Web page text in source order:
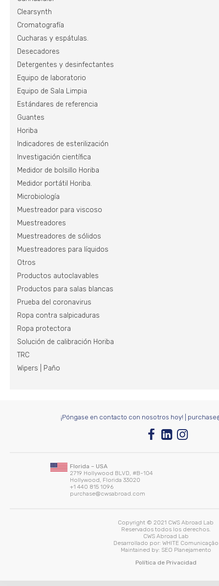
Clearsynth
Cromatografía
Cucharas y espátulas.
Desecadores
Detergentes y desinfectantes
Equipo de laboratorio
Equipo de Sala Limpia
Estándares de referencia
Guantes
Horiba
Indicadores de esterilización
Investigación científica
Medidor de bolsillo Horiba
Medidor portátil Horiba.
Microbiología
Muestreador para viscoso
Muestreadores
Muestreadores de sólidos
Muestreadores para líquidos
Otros
Productos autoclavables
Productos para salas blancas
Prueba del coronavirus
Ropa contra salpicaduras
Ropa protectora
Solución de calibración Horiba
TRC
Wipers | Paño
¡Póngase en contacto con nosotros hoy!
Copyright © 2021 CWS Abroad Lab
Reservados todos los derechos.
CWS Abroad Lab
Desarrollado por: WHITE Comunicação
Maintained by: SEO Planejamento
Política de Privacidad
Florida – USA
2719 Hollywood BLVD, #B-104
Hollywood, Florida 33020
+1 440 815 1096
purchase@cwsabroad.com